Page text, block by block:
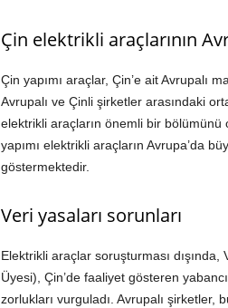
Çin elektrikli araçlarının
Çin yapımı araçlar, Çin’e ait Avrupalı
Avrupalı ve Çinli şirketler arasındaki
elektrikli araçların önemli bir bölümünü
yapımı elektrikli araçların Avrupa’da
göstermektedir.
Veri yasaları sorunları
Elektrikli araçlar soruşturması
Üyesi), Çin’de faaliyet gösteren
zorlukları vurguladı. Avrupalı